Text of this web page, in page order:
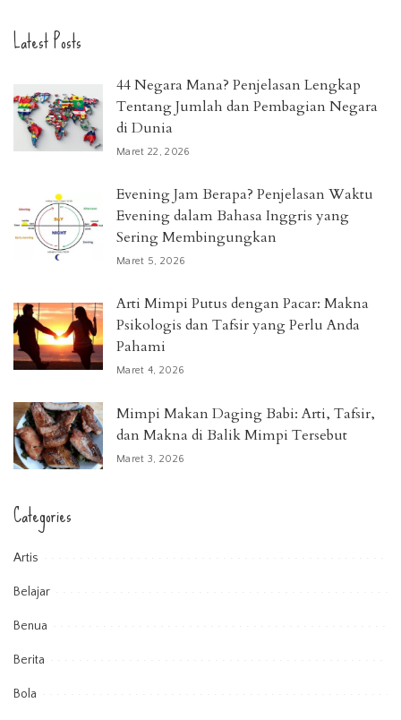
Latest Posts
44 Negara Mana? Penjelasan Lengkap
Tentang Jumlah dan Pembagian Negara
di Dunia
Maret 22, 2026
Evening Jam Berapa? Penjelasan Waktu
Evening dalam Bahasa Inggris yang
Sering Membingungkan
Maret 5, 2026
Arti Mimpi Putus dengan Pacar: Makna
Psikologis dan Tafsir yang Perlu Anda
Pahami
Maret 4, 2026
Mimpi Makan Daging Babi: Arti, Tafsir,
dan Makna di Balik Mimpi Tersebut
Maret 3, 2026
Categories
Artis
Belajar
Benua
Berita
Bola